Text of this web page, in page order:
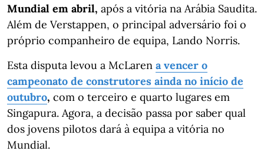
Mundial em abril, após a vitória na Arábia Saudita.
Além de Verstappen, o principal adversário foi o
próprio companheiro de equipa, Lando Norris.
Esta disputa levou a McLaren a vencer o
campeonato de construtores ainda no início de
outubro, com o terceiro e quarto lugares em
Singapura. Agora, a decisão passa por saber qual
dos jovens pilotos dará à equipa a vitória no
Mundial.